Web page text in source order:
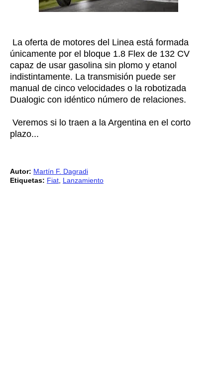
La oferta de motores del Linea está formada
únicamente por el bloque 1.8 Flex de 132 CV
capaz de usar gasolina sin plomo y etanol
indistintamente. La transmisión puede ser
manual de cinco velocidades o la robotizada
Dualogic con idéntico número de relaciones.
Veremos si lo traen a la Argentina en el corto
plazo...
Autor: Martín F. Dagradi
Etiquetas: Fiat Lanzamiento